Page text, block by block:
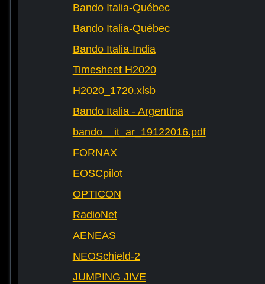
Bando Italia-Québec
Bando Italia-Québec
Bando Italia-India
Timesheet H2020
H2020_1720.xlsb
Bando Italia - Argentina
bando__it_ar_19122016.pdf
FORNAX
EOSCpilot
OPTICON
RadioNet
AENEAS
NEOSchield-2
JUMPING JIVE